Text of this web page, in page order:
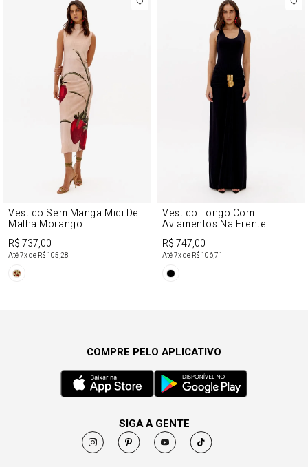
Vestido Sem Manga Midi De
Malha Morango
R$ 737,00
Até7x de R$ 105,28
Vestido Longo Com
Aviamentos Na Frente
R$ 747,00
Até7x de R$ 106,71
COMPRE PELO APLICATIVO
SIGA A GENTE